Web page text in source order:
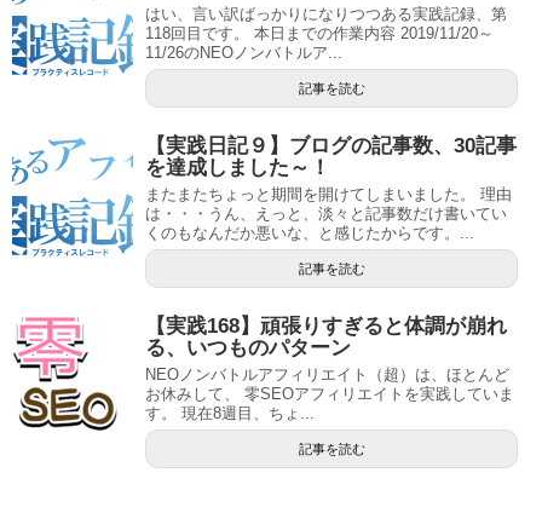
はい、言い訳ばっかりになりつつある実践記録、第
118回目です。 本日までの作業内容 2019/11/20～
11/26のNEOノンバトルア...
記事を読む
【実践日記９】ブログの記事数、30記事
を達成しました～！
またまたちょっと期間を開けてしまいました。 理由
は・・・うん、えっと、淡々と記事数だけ書いてい
くのもなんだか悪いな、と感じたからです。...
記事を読む
【実践168】頑張りすぎると体調が崩れ
る、いつものパターン
NEOノンバトルアフィリエイト（超）は、ほとんど
お休みして、 零SEOアフィリエイトを実践していま
す。 現在8週目、ちょ...
記事を読む